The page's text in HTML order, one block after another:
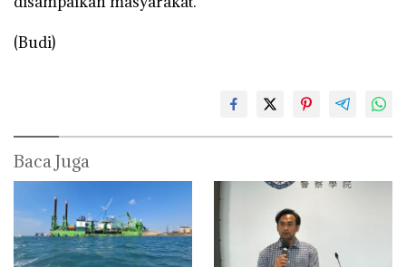
(Budi)
Baca Juga